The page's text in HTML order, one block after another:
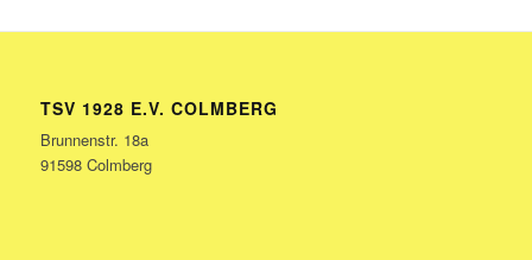
TSV 1928 E.V. COLMBERG
Brunnenstr. 18a
91598 Colmberg